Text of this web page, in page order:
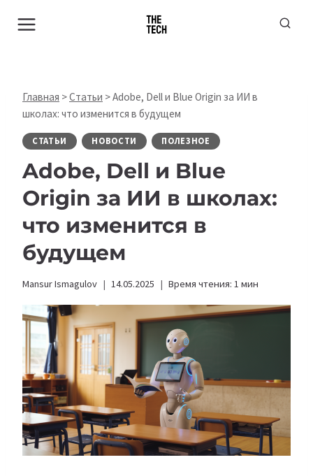
Главная >Статьи >Adobe, Dell и Blue Origin за ИИ в
школах: что изменится в будущем
СТАТЬИ НОВОСТИ ПОЛЕЗНОЕ
Adobe, Dell и Blue
Origin за ИИ в школах:
что изменится в
будущем
Mansur Ismagulov 14.05.2025 Время чтения: 1 мин